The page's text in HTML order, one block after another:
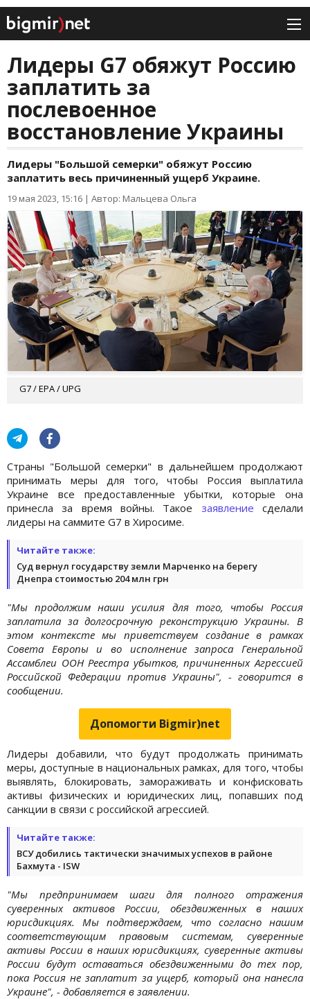
Лидеры G7 обяжут Россию
заплатить за
послевоенное
восстановление Украины
Лидеры "Большой семерки" обяжут Россию
заплатить весь причиненный ущерб Украине.
19 мая 2023, 15:16 | Автор: Мальцева Ольга
G7 / EPA / UPG
Страны "Большой семерки" в дальнейшем продолжают
принимать меры для того, чтобы Россия выплатила
Украине все предоставленные убытки, которые она
принесла за время войны. Такое заявление сделали
лидеры на саммите G7 в Хиросиме.
Читайте также:
Суд вернул государству земли Марченко на берегу
Днепра стоимостью 204 млн грн
"Мы продолжим наши усилия для того, чтобы Россия
заплатила за долгосрочную реконструкцию Украины. В
этом контексте мы приветствуем создание в рамках
Совета Европы и во исполнение запроса Генеральной
Ассамблеи ООН Реестра убытков, причиненных Агрессией
Российской Федерации против Украины", - говорится в
сообщении.
Допомогти Bigmir)net
Лидеры добавили, что будут продолжать принимать
меры, доступные в национальных рамках, для того, чтобы
выявлять, блокировать, замораживать и конфисковать
активы физических и юридических лиц, попавших под
санкции в связи с российской агрессией.
Читайте также:
ВСУ добились тактически значимых успехов в районе
Бахмута - ISW
"Мы предпринимаем шаги для полного отражения
суверенных активов России, обездвиженных в наших
юрисдикциях. Мы подтверждаем, что согласно нашим
соответствующим правовым системам, суверенные
активы России в наших юрисдикциях, суверенные активы
России будут оставаться обездвиженными до тех пор,
пока Россия не заплатит за ущерб, который она нанесла
Украине", - добавляется в заявлении.